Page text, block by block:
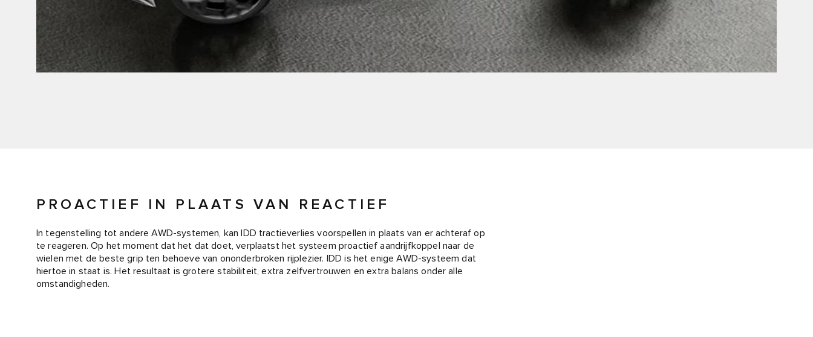
PROACTIEF IN PLAATS VAN REACTIEF
In tegenstelling tot andere AWD-systemen, kan IDD tractieverlies voorspellen in plaats van er achteraf op
te reageren. Op het moment dat het dat doet, verplaatst het systeem proactief aandrijfkoppel naar de
wielen met de beste grip ten behoeve van ononderbroken rijplezier. IDD is het enige AWD-systeem dat
hiertoe in staat is. Het resultaat is grotere stabiliteit, extra zelfvertrouwen en extra balans onder alle
omstandigheden.